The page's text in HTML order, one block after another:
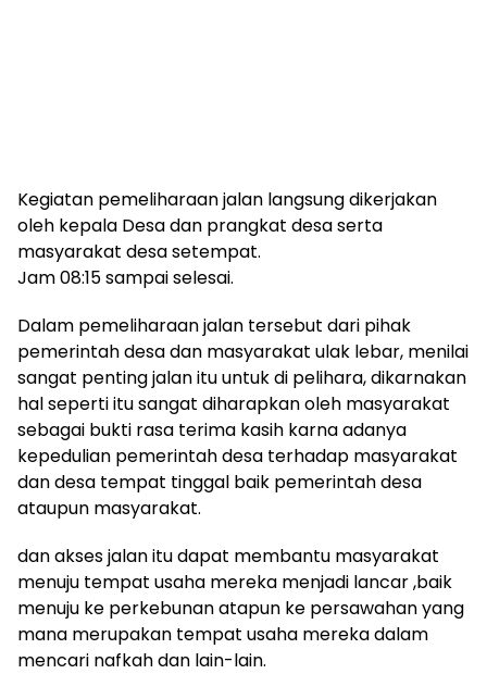
Kegiatan pemeliharaan jalan langsung dikerjakan
oleh kepala Desa dan prangkat desa serta
masyarakat desa setempat.
Jam 08:15 sampai selesai.
Dalam pemeliharaan jalan tersebut dari pihak
pemerintah desa dan masyarakat ulak lebar, menilai
sangat penting jalan itu untuk di pelihara, dikarnakan
hal seperti itu sangat diharapkan oleh masyarakat
sebagai bukti rasa terima kasih karna adanya
kepedulian pemerintah desa terhadap masyarakat
dan desa tempat tinggal baik pemerintah desa
ataupun masyarakat.
dan akses jalan itu dapat membantu masyarakat
menuju tempat usaha mereka menjadi lancar ,baik
menuju ke perkebunan atapun ke persawahan yang
mana merupakan tempat usaha mereka dalam
mencari nafkah dan lain-lain.